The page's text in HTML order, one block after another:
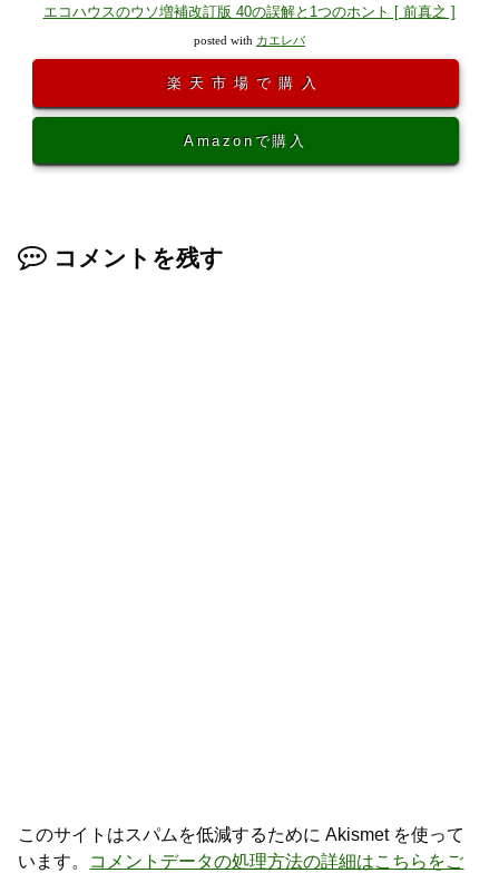
エコハウスのウソ増補改訂版 40の誤解と1つのホント [ 前真之 ]
posted with カエレバ
楽天市場で購入
Amazonで購入
コメントを残す
このサイトはスパムを低減するために Akismet を使って
います。 コメントデータの処理方法の詳細はこちらをご